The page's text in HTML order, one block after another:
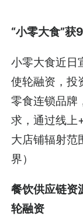
“小零大食”
小零大食近日
使轮融资，投
零食连锁品牌
求，通过线上
大店铺辐射范
界）
餐饮供应链资
轮融资